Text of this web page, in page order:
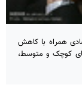
همراه با کاهش
کوچک و متوسط،